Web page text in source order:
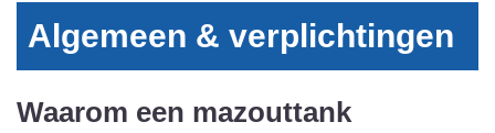
Algemeen & verplichtingen
Waarom een mazouttank